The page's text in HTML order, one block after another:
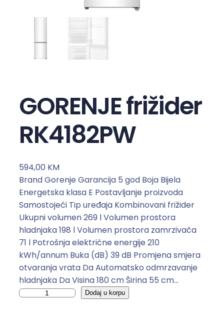
GORENJE frižider
RK4182PW
594,00 KM
Brand Gorenje Garancija 5 god Boja Bijela
Energetska klasa E Postavljanje proizvoda
Samostojeći Tip uređaja Kombinovani frižider
Ukupni volumen 269 l Volumen prostora
hladnjaka 198 l Volumen prostora zamrzivača
71 l Potrošnja električne energije 210
kWh/annum Buka (dB) 39 dB Promjena smjera
otvaranja vrata Da Automatsko odmrzavanje
hladnjaka Da Visina 180 cm Širina 55 cm…
G
Dodaj u korpu